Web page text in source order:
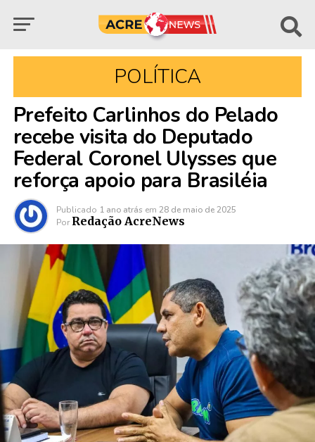
POLÍTICA
Prefeito Carlinhos do Pelado
recebe visita do Deputado
Federal Coronel Ulysses que
reforça apoio para Brasiléia
Publicado 1 ano atrás em 28 de maio de 2025
Por Redação AcreNews